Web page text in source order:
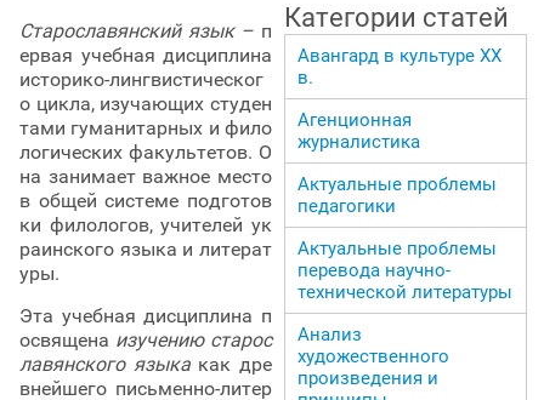
Старославянский язык – п
ервая учебная дисциплина
историко-лингвистическог
о цикла, изучающих студен
тами гуманитарных и фило
логических факультетов. О
на занимает важное место
в общей системе подготов
ки филологов, учителей ук
раинского языка и литерат
уры.
Эта учебная дисциплина п
освящена изучению старос
лавянского языкакак дре
внейшего письменно-литер
Категории статей
Авангард в культуре ХХ
в.
Агенционная
журналистика
Актуальные проблемы
педагогики
Актуальные проблемы
перевода научно-
технической литературы
Анализ
художественного
произведения и